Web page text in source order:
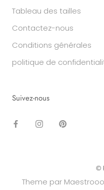
Tableau des tailles
Contactez-nous
Conditions générales
politique de
Suivez-nous
©
Theme par